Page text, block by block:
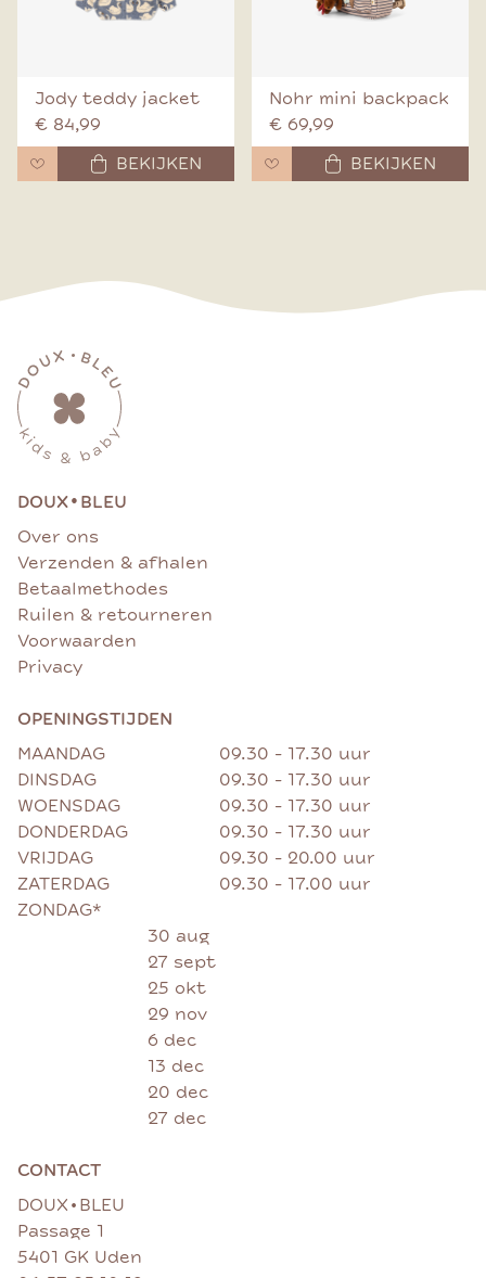
Jody teddy jacket
€ 84,99
BEKIJKEN
Nohr mini backpack
€ 69,99
BEKIJKEN
DOUX• BLEU
Over ons
Verzenden & afhalen
Betaalmethodes
Ruilen & retourneren
Voorwaarden
Privacy
OPENINGSTIJDEN
MAANDAG
09.30 - 17.30 uur
DINSDAG
09.30 - 17.30 uur
WOENSDAG
09.30 - 17.30 uur
DONDERDAG
09.30 - 17.30 uur
VRIJDAG
09.30 - 20.00 uur
ZATERDAG
09.30 - 17.00 uur
ZONDAG*
30 aug
27 sept
25 okt
29 nov
6 dec
13 dec
20 dec
27 dec
CONTACT
DOUX • BLEU
Passage 1
5401 GK Uden